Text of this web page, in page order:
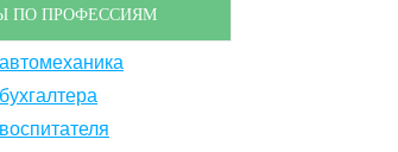
ПО ПРОФЕССИЯМ